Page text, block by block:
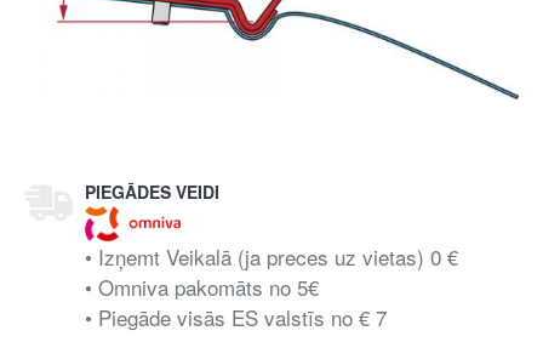
PIEGĀDES VEIDI
• Izņemt Veikalā (ja preces uz vietas) 0 €
• Omniva pakomāts no 5€
• Piegāde visās ES valstīs no € 7